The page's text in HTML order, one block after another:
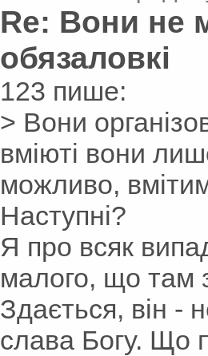
Re: Вони не
обязаловкі
123 пише:
> Вони
вміюті вони
можливо,
Наступні?
Я про всяк
малого, що там
Здається, він -
слава Богу. Що